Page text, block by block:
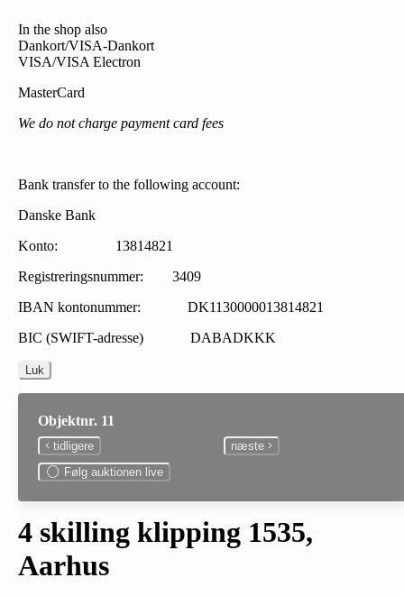
In the shop also
Dankort/VISA-Dankort
VISA/VISA Electron
MasterCard
We do not charge payment card fees
Bank transfer to the following account:
Danske Bank
Konto: 13814821
Registreringsnummer: 3409
IBAN kontonummer: DK1130000013814821
BIC (SWIFT-adresse) DABADKKK
Luk
Objektnr. 11
tidligere
næste
Følg auktionen live
4 skilling klipping 1535,
Aarhus